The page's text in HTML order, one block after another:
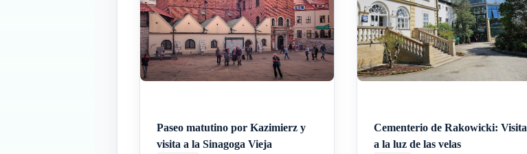
Paseo matutino por Kazimierz y
visita a la Sinagoga Vieja
Cementerio de Rakowicki: Visita
a la luz de las velas